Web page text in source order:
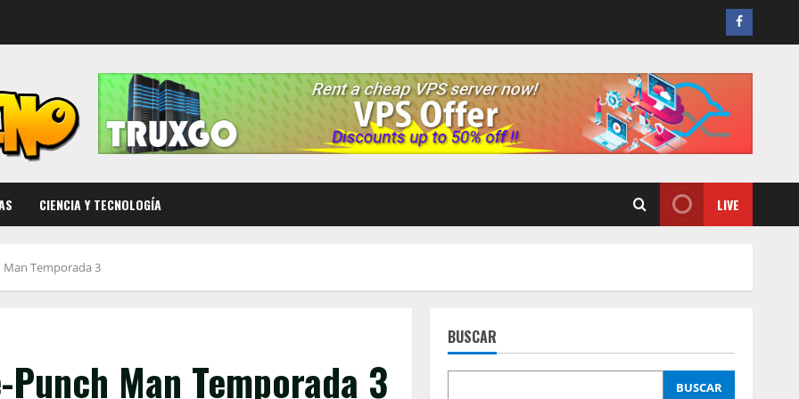
CIENCIA Y TECNOLOGÍA LIVE
Man Temporada 3
Man Temporada 3
BUSCAR
BUSCAR